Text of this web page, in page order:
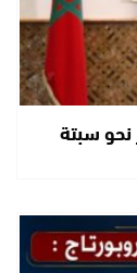
نحو سبتة